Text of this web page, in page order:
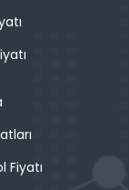
Fiyatı